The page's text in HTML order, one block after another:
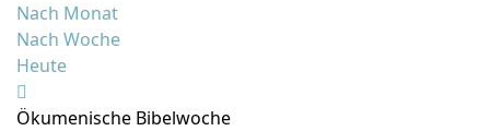
Nach Monat
Nach Woche
Heute
Ökumenische Bibelwoche